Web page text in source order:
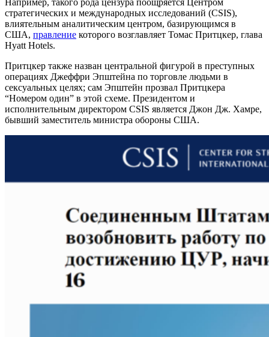
Например, такого рода цензура поощряется Центром
стратегических и международных исследований (CSIS),
влиятельным аналитическим центром, базирующимся в
США, правление которого возглавляет Томас Притцкер, глава
Hyatt Hotels.
Притцкер также назван центральной фигурой в преступных
операциях Джеффри Эпштейна по торговле людьми в
сексуальных целях; сам Эпштейн прозвал Притцкера
“Номером один” в этой схеме. Президентом и
исполнительным директором CSIS является Джон Дж. Хамре,
бывший заместитель министра обороны США.